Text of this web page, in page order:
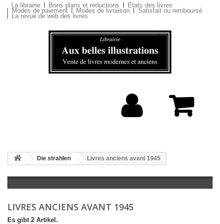
La librairie Bons plans et réductions Etats des livres
Modes de paiement Modes de livraison Satisfait ou remboursé
La revue de web des livres
Die strahlen Livres anciens avant 1945
LIVRES ANCIENS AVANT 1945
Es gibt 2 Artikel.